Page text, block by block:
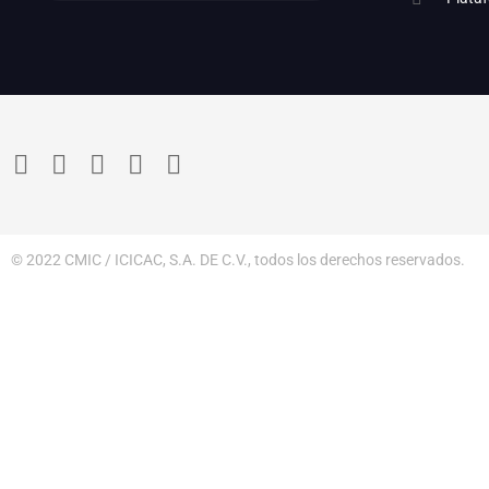
© 2022 CMIC / ICICAC, S.A. DE C.V., todos los derechos reservados.